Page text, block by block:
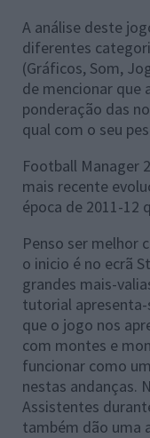
A análise deste
diferentes
(Gráficos, Som,
de mencionar que
ponderação das
qual com o seu
Football Manager
mais recente
época de 2011-12
Penso ser melhor
o inicio é no ecrã
grandes mais-
tutorial
que o jogo nos
com montes e
funcionar como
nestas andanças.
Assistentes
também dão uma